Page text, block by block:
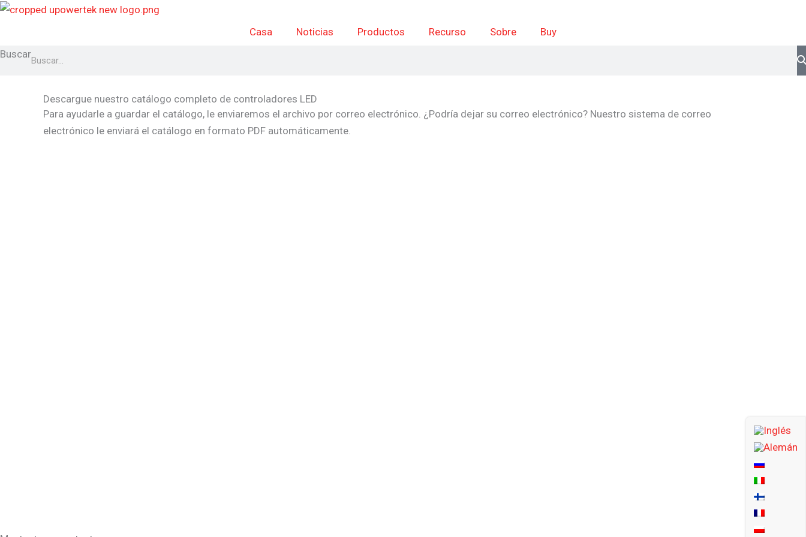
Ir
Casa Noticias Productos Recurso Sobre
Buy
Buscar
Descargue nuestro catálogo completo de controladores LED
Para ayudarle a guardar el catálogo, le enviaremos el archivo por correo electrónico. ¿Podría dejar su correo electrónico? Nuestro sistema de correo
electrónico le enviará el catálogo en formato PDF automáticamente.